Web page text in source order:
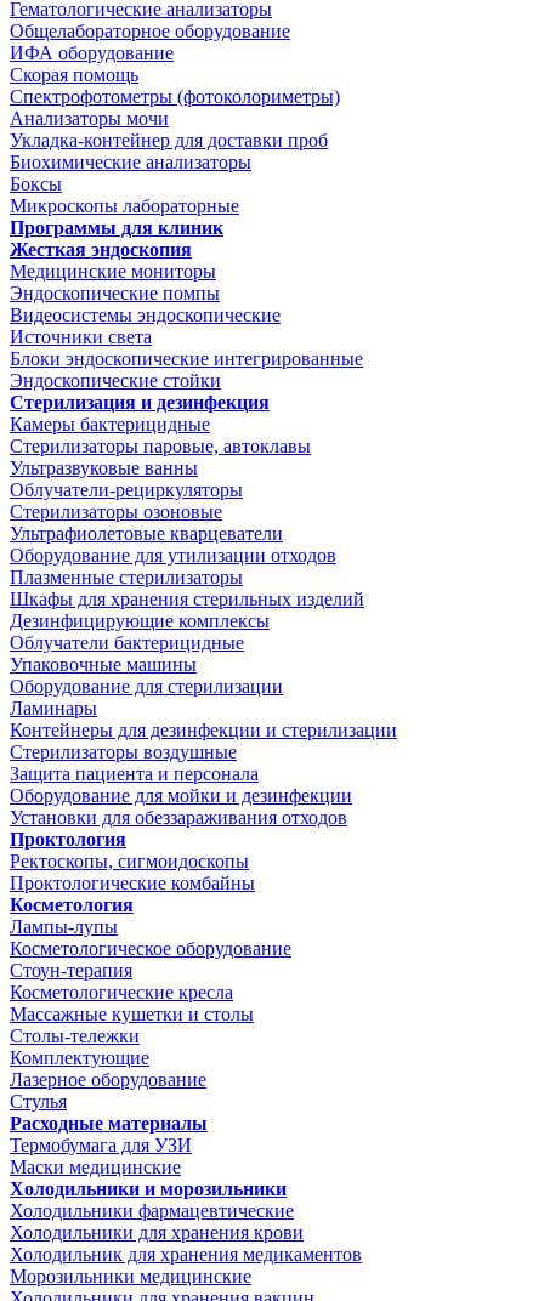
Гематологические анализаторы
Общелабораторное оборудование
ИФА оборудование
Скорая помощь
Спектрофотометры (фотоколориметры)
Анализаторы мочи
Укладка-контейнер для доставки проб
Биохимические анализаторы
Боксы
Микроскопы лабораторные
Программы для клиник
Жесткая эндоскопия
Медицинские мониторы
Эндоскопические помпы
Видеосистемы эндоскопические
Источники света
Блоки эндоскопические интегрированные
Эндоскопические стойки
Стерилизация и дезинфекция
Камеры бактерицидные
Стерилизаторы паровые, автоклавы
Ультразвуковые ванны
Облучатели-рециркуляторы
Стерилизаторы озоновые
Ультрафиолетовые кварцеватели
Оборудование для утилизации отходов
Плазменные стерилизаторы
Шкафы для хранения стерильных изделий
Дезинфицирующие комплексы
Облучатели бактерицидные
Упаковочные машины
Оборудование для стерилизации
Ламинары
Контейнеры для дезинфекции и стерилизации
Стерилизаторы воздушные
Защита пациента и персонала
Оборудование для мойки и дезинфекции
Установки для обеззараживания отходов
Проктология
Ректоскопы, сигмоидоскопы
Проктологические комбайны
Косметология
Лампы-лупы
Косметологическое оборудование
Стоун-терапия
Косметологические кресла
Массажные кушетки и столы
Столы-тележки
Комплектующие
Лазерное оборудование
Стулья
Расходные материалы
Термобумага для УЗИ
Маски медицинские
Холодильники и морозильники
Холодильники фармацевтические
Холодильники для хранения крови
Холодильник для хранения медикаментов
Морозильники медицинские